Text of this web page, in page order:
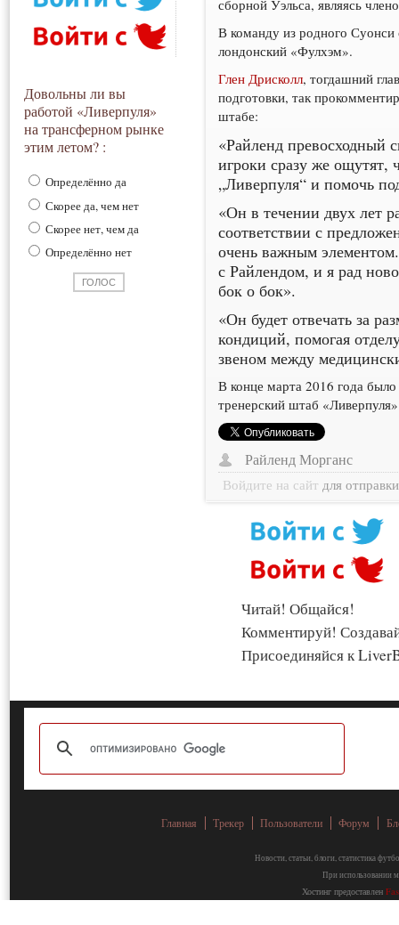
Довольны ли вы
работой «Ливерпуля»
на трансферном рынке
этим летом? :
Определённо да
Скорее да, чем нет
Скорее нет, чем да
Определённо нет
сборной Уэльса, являясь
В команду из родного Суонси
лондонский «Фулхэм».
Глен Дрисколл, тогдашний
подготовки, так
штабе:
«Райленд превосходный
игроки сразу же ощутят,
„Ливерпуля“ и помочь
«Он в течении двух лет
соответствии с
очень важным
с Райлендом, и я рад
бок о бок».
«Он будет отвечать за
кондиций, помогая
звеном между
В конце марта 2016 года
тренерский штаб
Райленд Морганс
Войдите на сайт для
Читай! Общайся!
Комментируй!
Присоединяйся к
Главная Трекер Пользователи Форум
Новости, статьи, блоги, статистика
При использовании
Хостинг предоставлен